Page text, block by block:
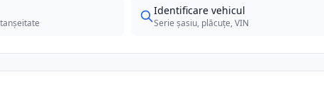
Identificare vehicul
Serie șasiu, plăcuțe, VIN